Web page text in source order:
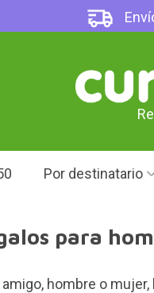
Por destinatario
para
hombre o